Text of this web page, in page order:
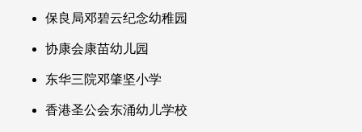
保良局邓碧云纪念幼稚园
协康会康苗幼儿园
东华三院邓肇坚小学
香港圣公会东涌幼儿学校